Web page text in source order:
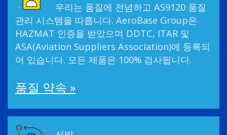
우리는 품질에 전념하고 AS9120 품질
관리 시스템을 따릅니다. AeroBase Group은
HAZMAT 인증을 받았으며 DDTC, ITAR 및
ASA(Aviation Suppliers Association)에 등록되
어 있습니다. 모든 제품은 100% 검사됩니다.
품질 약속 »